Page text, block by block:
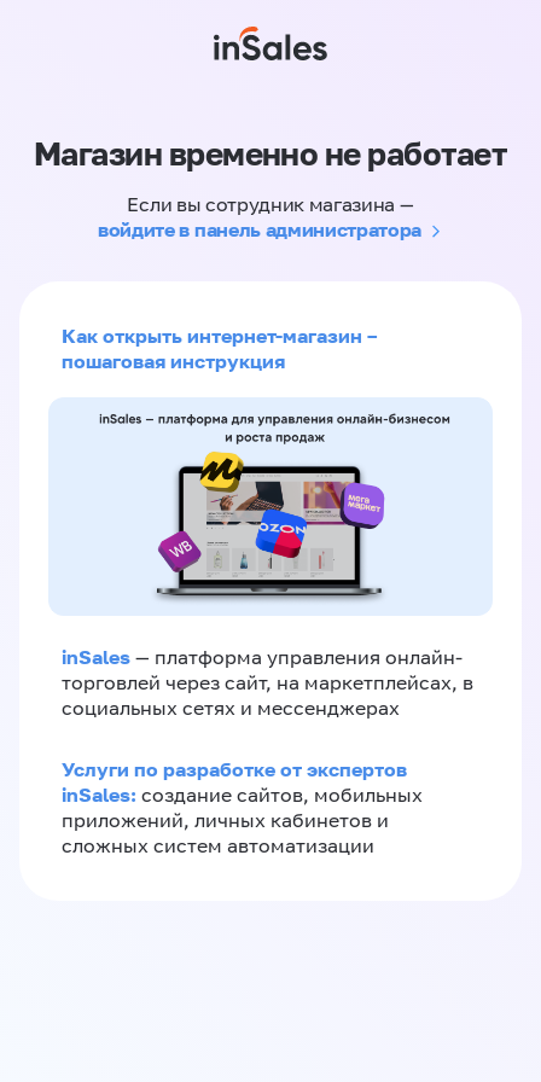
Магазин временно не работает
Если вы сотрудник магазина —
войдите в панель администратора
Как открыть интернет-магазин –
пошаговая инструкция
inSales — платформа управления онлайн-
торговлей через сайт, на маркетплейсах, в
социальных сетях и мессенджерах
Услуги по разработке от экспертов
inSales: создание сайтов, мобильных
приложений, личных кабинетов и
сложных систем автоматизации